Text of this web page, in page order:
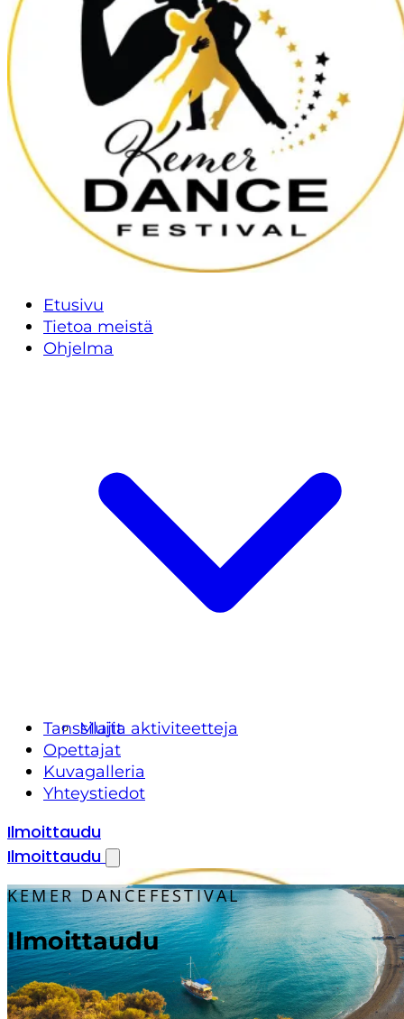
Etusivu
Tietoa meistä
Ohjelma
Muita aktiviteetteja
Tanssilajit
Opettajat
Kuvagalleria
Yhteystiedot
Ilmoittaudu
Ilmoittaudu
KEMER DANCEFESTIVAL
Ilmoittaudu
Täytä alla oleva lomake ilmoittautuaksesi.
Vahvistamme ilmoittautumisen sähköpostitse.